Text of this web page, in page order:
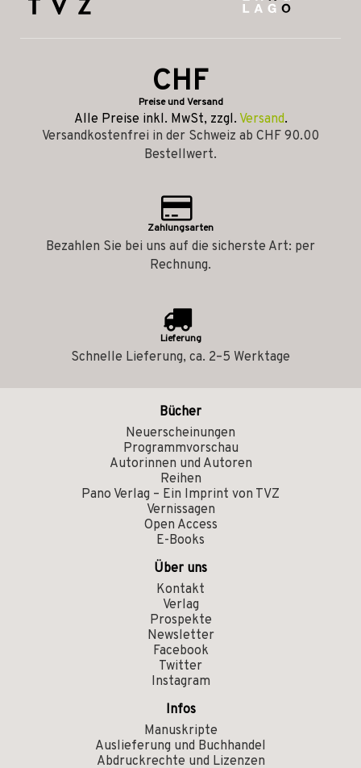
CHF
Preise und Versand
Alle Preise inkl. MwSt, zzgl. Versand.
Versandkostenfrei in der Schweiz ab CHF 90.00
Bestellwert.
Zahlungsarten
Bezahlen Sie bei uns auf die sicherste Art: per
Rechnung.
Lieferung
Schnelle Lieferung, ca. 2–5 Werktage
Bücher
Neuerscheinungen
Programmvorschau
Autorinnen und Autoren
Reihen
Pano Verlag – Ein Imprint von TVZ
Vernissagen
Open Access
E-Books
Über uns
Kontakt
Verlag
Prospekte
Newsletter
Facebook
Twitter
Instagram
Infos
Manuskripte
Auslieferung und Buchhandel
Abdruckrechte und Lizenzen